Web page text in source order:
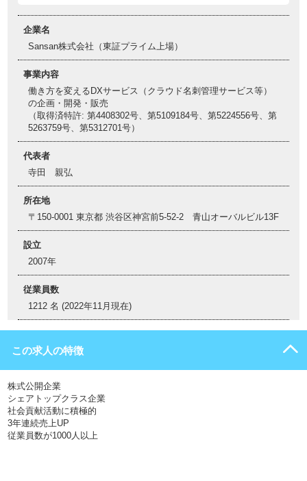
企業名
Sansan株式会社（東証プライム上場）
事業内容
働き方を変えるDXサービス（クラウド名刺管理サービス等）
の企画・開発・販売
（取得済特許: 第4408302号、第5109184号、第5224556号、第
5263759号、第5312701号）
代表者
寺田 親弘
所在地
〒150-0001 東京都 渋谷区神宮前5-52-2 青山オーバルビル13F
設立
2007年
従業員数
1212 名 (2022年11月現在)
この求人の特徴
株式公開企業
シェアトップクラス企業
社会貢献活動に積極的
3年連続売上UP
従業員数が1000人以上